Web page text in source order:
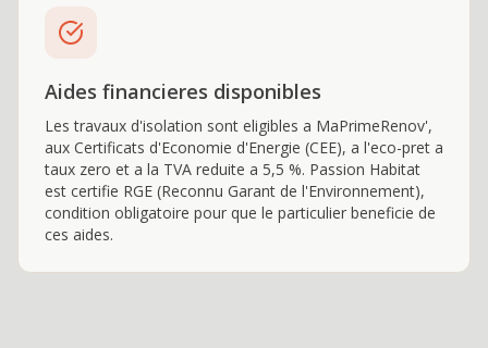
Aides financieres disponibles
Les travaux d'isolation sont eligibles a MaPrimeRenov',
aux Certificats d'Economie d'Energie (CEE), a l'eco-pret a
taux zero et a la TVA reduite a 5,5 %. Passion Habitat
est certifie RGE (Reconnu Garant de l'Environnement),
condition obligatoire pour que le particulier beneficie de
ces aides.